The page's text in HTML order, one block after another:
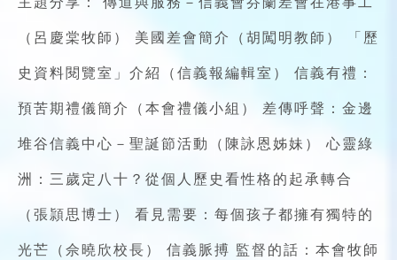
（呂慶棠牧師） 美國差會簡介（胡闖明教師） 「歷
史資料閱覽室」介紹（信義報編輯室） 信義有禮：
預苦期禮儀簡介（本會禮儀小組） 差傳呼聲：金邊
堆谷信義中心－聖誕節活動（陳詠恩姊妹） 心靈綠
洲：三歲定八十？從個人歷史看性格的起承轉合
（張頴思博士） 看見需要：每個孩子都擁有獨特的
光芒（佘曉欣校長） 信義脈搏 監督的話：本會牧師